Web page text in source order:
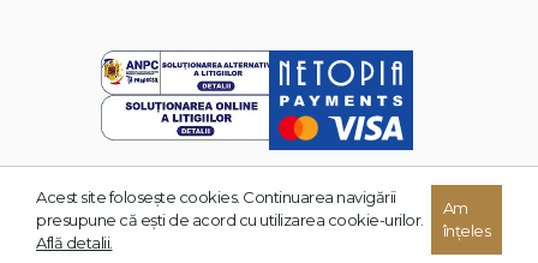
© 2026 Grupul Editorial TREI. Toate drepturile rezervate.
Acest site foloseşte cookies. Continuarea navigării
presupune că eşti de acord cu utilizarea cookie-urilor.
Află detalii.
Am
înțeles